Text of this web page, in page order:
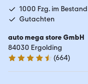
1000 Fzg. im Bestand
Gutachten
auto mega store GmbH
84030 Ergolding
4.4 Sterne
(664)